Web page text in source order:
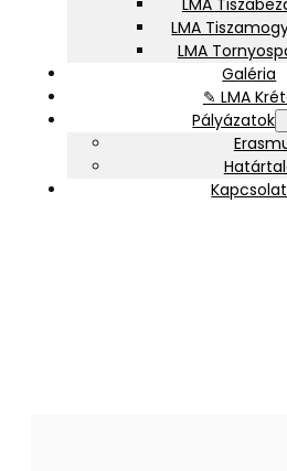
LMA
LMA
LMA
Galéria
✎ LMA
Pályázatok
Kapcsolat